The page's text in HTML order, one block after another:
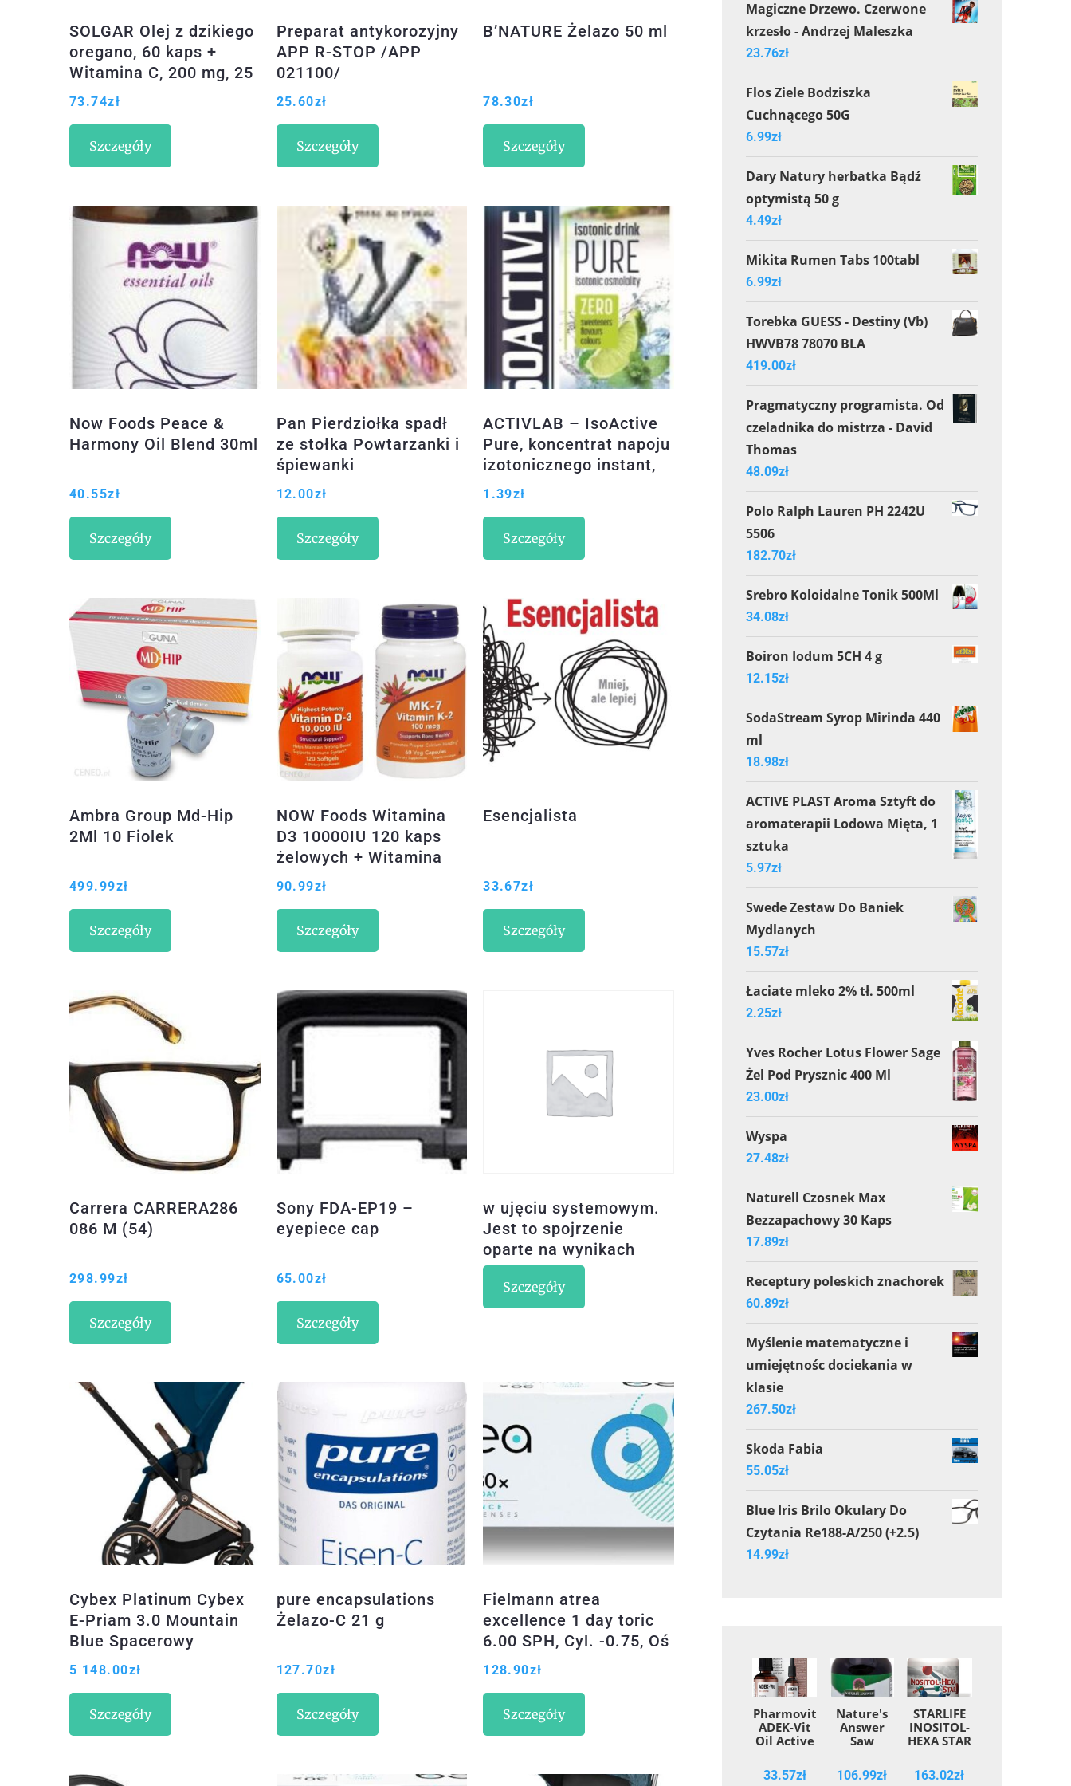
SOLGAR Olej z dzikiego
oregano, 60 kaps +
Witamina C, 200 mg, 25
tabl
73.74zł
Szczegóły
Preparat antykorozyjny
APP R-STOP /APP
021100/
25.60zł
Szczegóły
B’NATURE Żelazo 50 ml
78.30zł
Szczegóły
Now Foods Peace &
Harmony Oil Blend 30ml
40.55zł
Szczegóły
Pan Pierdziołka spadł
ze stołka Powtarzanki i
śpiewanki
12.00zł
Szczegóły
ACTIVLAB – IsoActive
Pure, koncentrat napoju
izotonicznego instant,
40g
1.39zł
Szczegóły
Ambra Group Md-Hip
2Ml 10 Fiolek
499.99zł
Szczegóły
NOW Foods Witamina
D3 10000IU 120 kaps
żelowych + Witamina
K2 MK-7 100mcg 60
90.99zł
Szczegóły
Esencjalista
33.67zł
Szczegóły
Carrera CARRERA286
086 M (54)
298.99zł
Szczegóły
Sony FDA-EP19 –
eyepiece cap
65.00zł
Szczegóły
w ujęciu systemowym.
Jest to spojrzenie
oparte na wynikach
badań
Szczegóły
Cybex Platinum Cybex
E-Priam 3.0 Mountain
Blue Spacerowy
5 148.00zł
Szczegóły
pure encapsulations
Żelazo-C 21 g
127.70zł
Szczegóły
Fielmann atrea
excellence 1 day toric
6.00 SPH, Cyl. -0.75, Oś
100 & BC 8.6 30szt.
128.90zł
Szczegóły
Magiczne Drzewo. Czerwone
krzesło - Andrzej Maleszka
23.76zł
Flos Ziele Bodziszka
Cuchnącego 50G
6.99zł
Dary Natury herbatka Bądź
optymistą 50 g
4.49zł
Mikita Rumen Tabs 100tabl
6.99zł
Torebka GUESS - Destiny (Vb)
HWVB78 78070 BLA
419.00zł
Pragmatyczny programista. Od
czeladnika do mistrza - David
Thomas
48.09zł
Polo Ralph Lauren PH 2242U
5506
182.70zł
Srebro Koloidalne Tonik 500Ml
34.08zł
Boiron Iodum 5CH 4 g
12.15zł
SodaStream Syrop Mirinda 440
ml
18.98zł
ACTIVE PLAST Aroma Sztyft do
aromaterapii Lodowa Mięta, 1
sztuka
5.97zł
Swede Zestaw Do Baniek
Mydlanych
15.57zł
Łaciate mleko 2% tł. 500ml
2.25zł
Yves Rocher Lotus Flower Sage
Żel Pod Prysznic 400 Ml
23.00zł
Wyspa
27.48zł
Naturell Czosnek Max
Bezzapachowy 30 Kaps
17.89zł
Receptury poleskich znachorek
60.89zł
Myślenie matematyczne i
umiejętnośc dociekania w
klasie
267.50zł
Skoda Fabia
55.05zł
Blue Iris Brilo Okulary Do
Czytania Re188-A/250 (+2.5)
14.99zł
Pharmovit
ADEK-Vit
Oil Active
33.57zł
Nature's
Answer
Saw
Berries
jagda
106.99zł
STARLIFE
INOSITOL-
HEXA STAR
suplement
diety
163.02zł